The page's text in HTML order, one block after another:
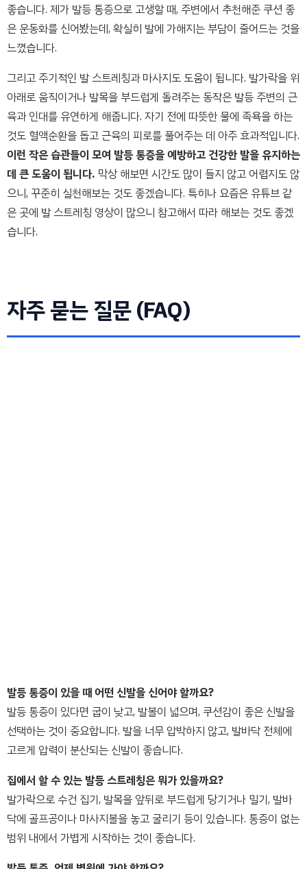
좋습니다. 제가 발등 통증으로 고생할 때, 주변에서 추천해준 쿠션 좋
은 운동화를 신어봤는데, 확실히 발에 가해지는 부담이 줄어드는 것을
느꼈습니다.
그리고 주기적인 발 스트레칭과 마사지도 도움이 됩니다. 발가락을 위
아래로 움직이거나 발목을 부드럽게 돌려주는 동작은 발등 주변의 근
육과 인대를 유연하게 해줍니다. 자기 전에 따뜻한 물에 족욕을 하는
것도 혈액순환을 돕고 근육의 피로를 풀어주는 데 아주 효과적입니다.
이런 작은 습관들이 모여 발등 통증을 예방하고 건강한 발을 유지하는
데 큰 도움이 됩니다. 막상 해보면 시간도 많이 들지 않고 어렵지도 않
으니, 꾸준히 실천해보는 것도 좋겠습니다. 특히나 요즘은 유튜브 같
은 곳에 발 스트레칭 영상이 많으니 참고해서 따라 해보는 것도 좋겠
습니다.
자주 묻는 질문 (FAQ)
발등 통증이 있을 때 어떤 신발을 신어야 할까요?
발등 통증이 있다면 굽이 낮고, 발볼이 넓으며, 쿠션감이 좋은 신발을
선택하는 것이 중요합니다. 발을 너무 압박하지 않고, 발바닥 전체에
고르게 압력이 분산되는 신발이 좋습니다.
집에서 할 수 있는 발등 스트레칭은 뭐가 있을까요?
발가락으로 수건 집기, 발목을 앞뒤로 부드럽게 당기거나 밀기, 발바
닥에 골프공이나 마사지볼을 놓고 굴리기 등이 있습니다. 통증이 없는
범위 내에서 가볍게 시작하는 것이 좋습니다.